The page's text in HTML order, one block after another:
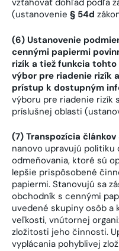
vzťahovať dohľad podľa
(ustanovenie § 54d
(6) Ustanovenie
cennými papiermi
rizík a tiež funkcia tohto
výbor pre riadenie rizík
prístup k dostupným
výboru pre riadenie rizík
príslušnej oblasti
(7) Transpozícia
nanovo upravujú politiku
odmeňovania, ktoré sú
lepšie prispôsobené
papiermi. Stanovujú sa
obchodník s cennými
uvedené skupiny osôb
veľkosti, vnútornej
zložitosti jeho činnosti.
vyplácania pohyblivej